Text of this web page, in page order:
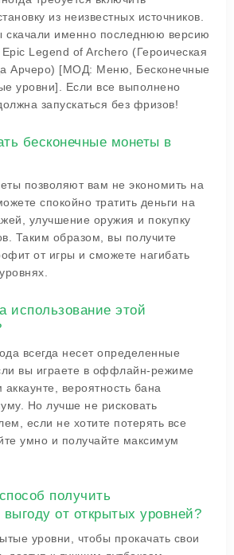
из неизвестных источников.
скачали именно последнюю версию
Legend of Archero (Героическая
Арчеро) [МОД: Меню, Бесконечные
уровни]. Если все выполнено
запускаться без фризов!
бесконечные монеты в
позволяют вам не экономить на
спокойно тратить деньги на
улучшение оружия и покупку
Таким образом, вы получите
от игры и сможете нагибать
использование этой
всегда несет определенные
вы играете в оффлайн-режиме
вероятность бана
Но лучше не рисковать
если не хотите потерять все
умно и получайте максимум
получить
от открытых уровней?
уровни, чтобы прокачать свои